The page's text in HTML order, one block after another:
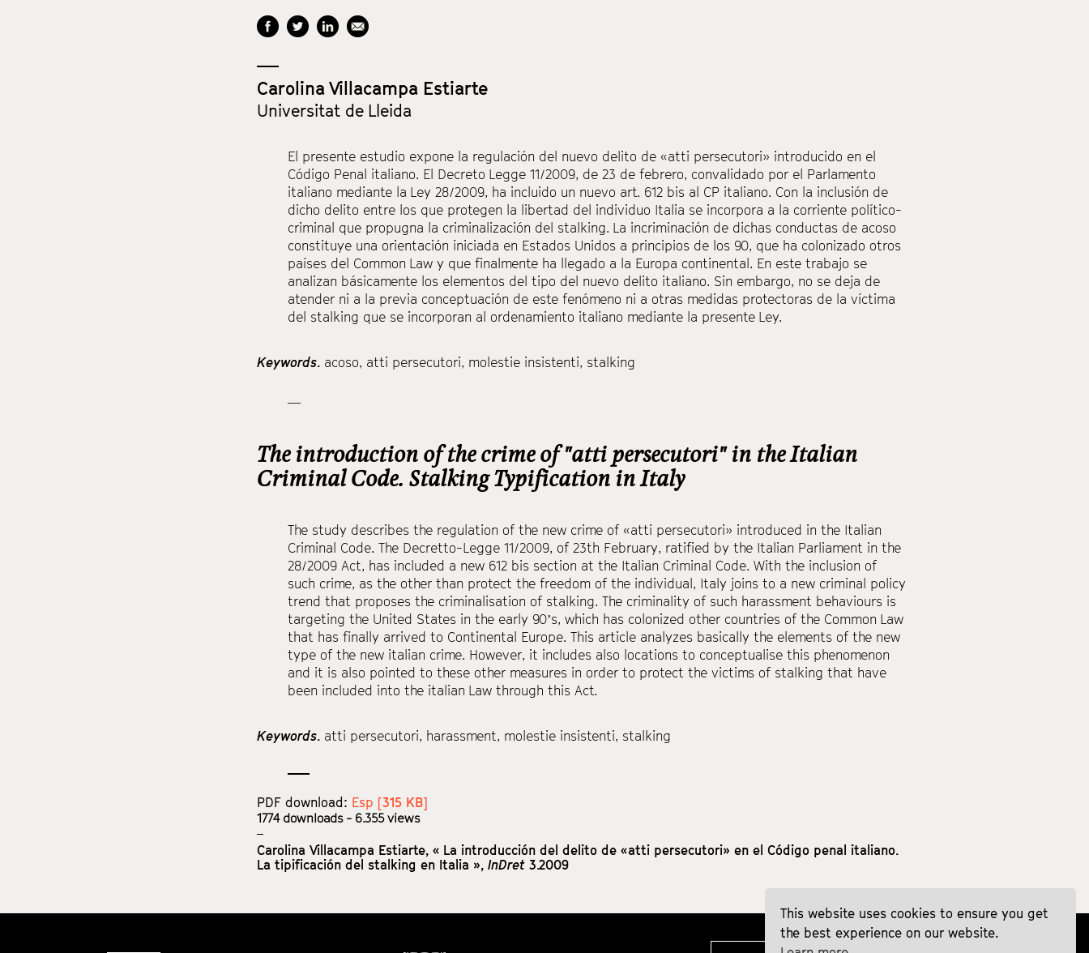
Carolina Villacampa Estiarte
Universitat de Lleida
El presente estudio expone la regulación del nuevo delito de «atti persecutori» introducido en el
Código Penal italiano. El Decreto Legge 11/2009, de 23 de febrero, convalidado por el Parlamento
italiano mediante la Ley 28/2009, ha incluido un nuevo art. 612 bis al CP italiano. Con la inclusión de
dicho delito entre los que protegen la libertad del individuo Italia se incorpora a la corriente político-
criminal que propugna la criminalización del stalking. La incriminación de dichas conductas de acoso
constituye una orientación iniciada en Estados Unidos a principios de los 90, que ha colonizado otros
países del Common Law y que finalmente ha llegado a la Europa continental. En este trabajo se
analizan básicamente los elementos del tipo del nuevo delito italiano. Sin embargo, no se deja de
atender ni a la previa conceptuación de este fenómeno ni a otras medidas protectoras de la víctima
del stalking que se incorporan al ordenamiento italiano mediante la presente Ley.
Keywords. acoso, atti persecutori, molestie insistenti, stalking
—
The introduction of the crime of "atti persecutori" in the Italian
Criminal Code. Stalking Typification in Italy
The study describes the regulation of the new crime of «atti persecutori» introduced in the Italian
Criminal Code. The Decretto-Legge 11/2009, of 23th February, ratified by the Italian Parliament in the
28/2009 Act, has included a new 612 bis section at the Italian Criminal Code. With the inclusion of
such crime, as the other than protect the freedom of the individual, Italy joins to a new criminal policy
trend that proposes the criminalisation of stalking. The criminality of such harassment behaviours is
targeting the United States in the early 90’s, which has colonized other countries of the Common Law
that has finally arrived to Continental Europe. This article analyzes basically the elements of the new
type of the new italian crime. However, it includes also locations to conceptualise this phenomenon
and it is also pointed to these other measures in order to protect the victims of stalking that have
been included into the italian Law through this Act.
Keywords. atti persecutori, harassment, molestie insistenti, stalking
PDF download: Esp [315 KB]
1774downloads - 6.355 views
Carolina Villacampa Estiarte, « La introducción del delito de «atti persecutori» en el Código penal italiano.
La tipificación del stalking en Italia », InDret 3.2009
This website uses cookies to ensure you get
the best experience on our website.